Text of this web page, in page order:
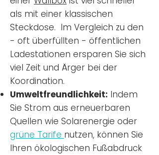
als mit einer klassischen
Steckdose. Im Vergleich zu den
- oft überfüllten - öffentlichen
Ladestationen ersparen Sie sich
viel Zeit und Ärger bei der
Koordination.
Umweltfreundlichkeit: Indem
Sie Strom aus erneuerbaren
Quellen wie Solarenergie oder
grüne Tarife nutzen, können Sie
Ihren ökologischen Fußabdruck